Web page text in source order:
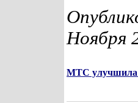
Ноября
МТС улучшила